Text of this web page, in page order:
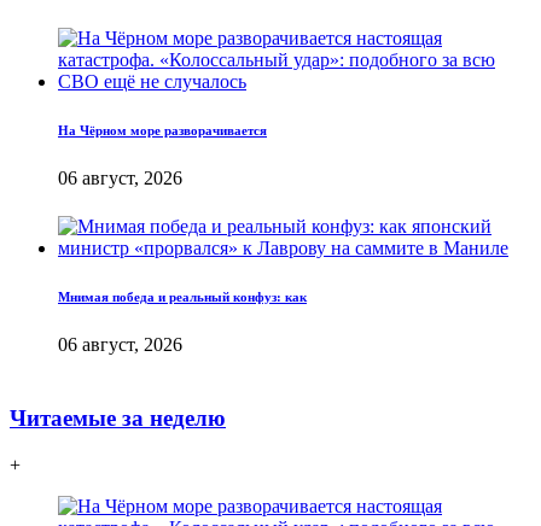
На Чёрном море разворачивается
06 август, 2026
Мнимая победа и реальный конфуз: как
06 август, 2026
Читаемые за неделю
+